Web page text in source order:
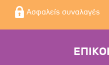
Ασφαλείς συναλαγές